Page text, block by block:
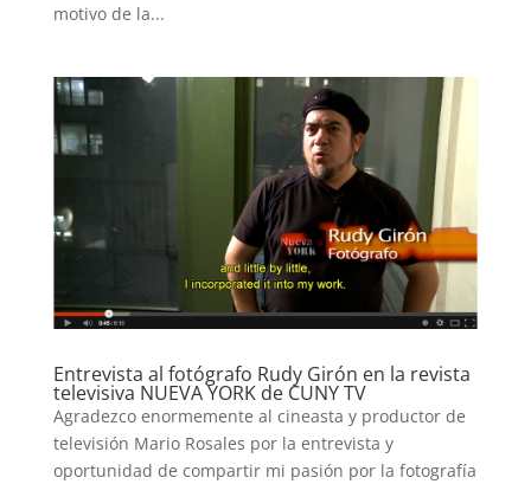
motivo de la...
Entrevista al fotógrafo Rudy Girón en la revista
televisiva NUEVA YORK de CUNY TV
Agradezco enormemente al cineasta y productor de
televisión Mario Rosales por la entrevista y
oportunidad de compartir mi pasión por la fotografía